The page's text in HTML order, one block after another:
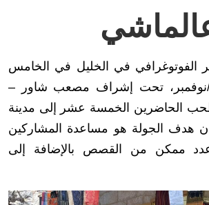
الفوتوغرافي في الخليل في الخامس
نوفمبر، تحت إشراف مصعب شاور –
الحاضرين الخمسة عشر إلى مدينة
هدف الجولة هو مساعدة المشاركين
ممكن من القصص بالإضافة إلى